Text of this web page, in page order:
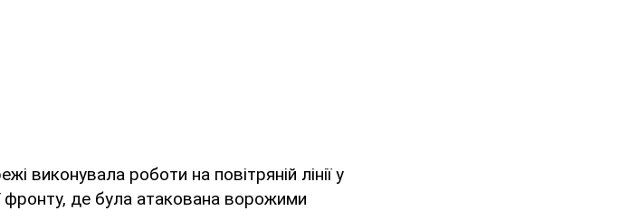
виконувала роботи на повітряній лінії у
фронту, де була атакована ворожими